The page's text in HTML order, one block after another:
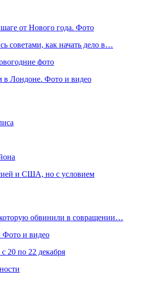
от Нового года. Фото
советами, как начать дело в…
фото
в Лондоне. Фото и видео
и США, но с условием
обвинили в совращении…
Фото и видео
20 по 22 декабря